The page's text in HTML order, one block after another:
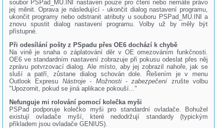
soubor PSPad_MU.INI nastaven pouze pro čtení nebo nemáte právo
jej měnit. Oprava je následující - ukončit dialog nastavení programu,
ukončit programy nebo odstranit atributy u souboru PSPad_MU.INI a
znovu spustit dialog nastavení programu. Volby už by měly být
přístupné.
Při odesílání pošty z PSpadu přes OE6 dochází k chybě
Na vině je snaha o záplatování děr v OE omezováním funkčnosti.
OE6 ve standardním nastavení zobrazuje při pokusu odeslat přes něj
zprávu potvrzovací dialog. Ale místo, aby jej zobrazil nahoře, jak se
sluší a patří, zůstane dialog schován dole. Řešením je v menu
Outlook Expresu Nástroje - Možnosti - zabezpečenízrušte volbu
"Upozornit, pokud se jiná aplikace pokouší..."
Nefunguje mi rolování pomocí kolečka myši
PSPad podporuje kolečko myši pro standardní ovladače. Bohužel
existují ovladače myší, které nedodržují standardy (typickým
příkladem jsou ovladače GENIUS).